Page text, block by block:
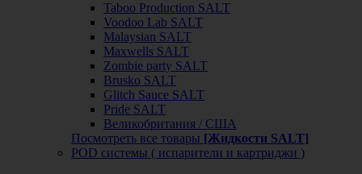
Taboo Production SALT
Voodoo Lab SALT
Malaysian SALT
Maxwells SALT
Zombie party SALT
Brusko SALT
Glitch Sauce SALT
Pride SALT
Великобритания / США
Посмотреть все товары [Жидкости SALT]
POD системы ( испарители и картриджи )